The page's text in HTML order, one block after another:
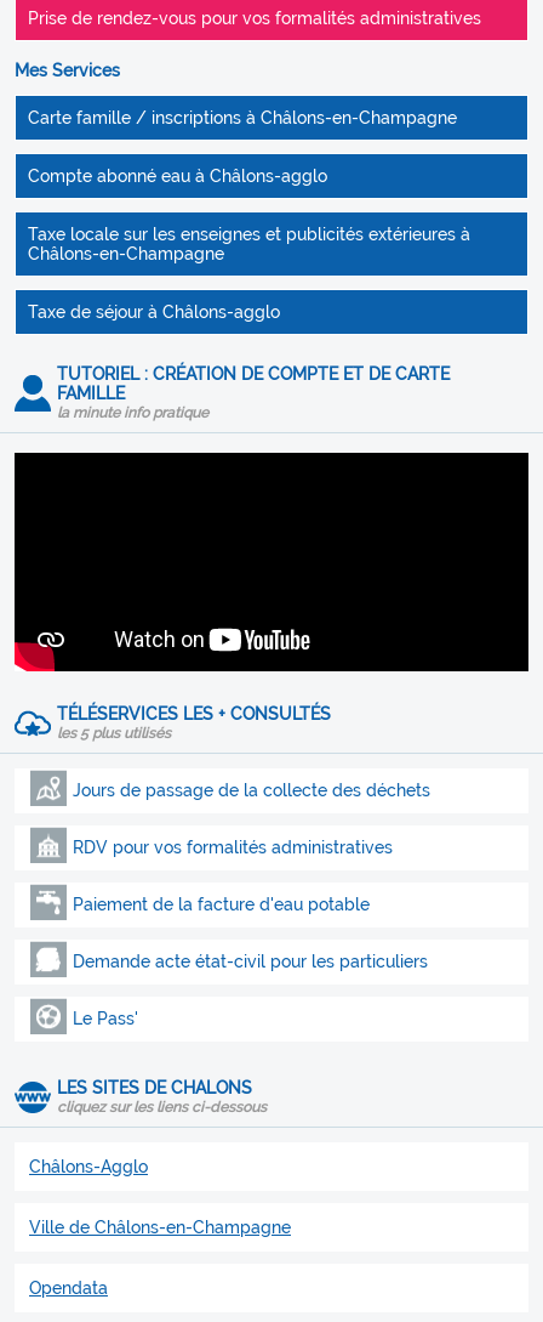
Prise de rendez-vous pour vos formalités administratives
Mes Services
Carte famille / inscriptions à Châlons-en-Champagne
Compte abonné eau à Châlons-agglo
Taxe locale sur les enseignes et publicités extérieures à
Châlons-en-Champagne
Taxe de séjour à Châlons-agglo
TUTORIEL : CRÉATION DE COMPTE ET DE CARTE
FAMILLE
la minute info pratique
TÉLÉSERVICES LES + CONSULTÉS
les 5 plus utilisés
Jours de passage de la collecte des déchets
RDV pour vos formalités administratives
Paiement de la facture d'eau potable
Demande acte état-civil pour les particuliers
Le Pass'
LES SITES DE CHALONS
cliquez sur les liens ci-dessous
Châlons-Agglo
Ville de Châlons-en-Champagne
Opendata